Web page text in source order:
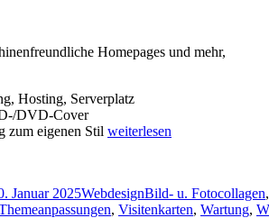
Homepages und mehr,
Hosting, Serverplatz
DVD-Cover
zum eigenen Stil „Alle
weiterlesen
Januar 2025WebdesignBild- u. Fotocollagen,
, Visitenkarten, Wartung,